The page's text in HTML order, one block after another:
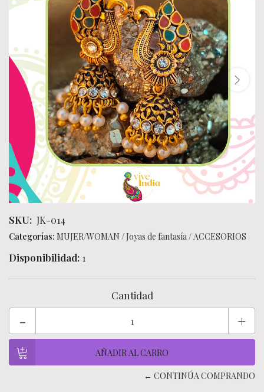
SKU: JK-014
Categorías: MUJER/WOMAN /Joyas de fantasía/ACCESORIOS
Disponibilidad: 1
Cantidad
- +
← CONTINÚA COMPRANDO